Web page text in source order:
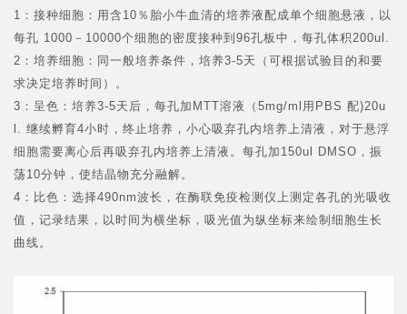
1：接种细胞：用含10％胎小牛血清的培养液配成单个细胞悬液，以
每孔 1000－10000个细胞的密度接种到96孔板中，每孔体积200ul.
2：培养细胞：同一般培养条件，培养3-5天（可根据试验目的和要
求决定培养时间）。
3：呈色：培养3-5天后，每孔加MTT溶液（5mg/ml用PBS 配)20u
l. 继续孵育4小时，终止培养，小心吸弃孔内培养上清液，对于悬浮
细胞需要离心后再吸弃孔内培养上清液。每孔加150ul DMSO，振
荡10分钟，使结晶物充分融解。
4：比色：选择490nm波长，在酶联免疫检测仪上测定各孔的光吸收
值，记录结果，以时间为横坐标，吸光值为纵坐标来绘制细胞生长
曲线。